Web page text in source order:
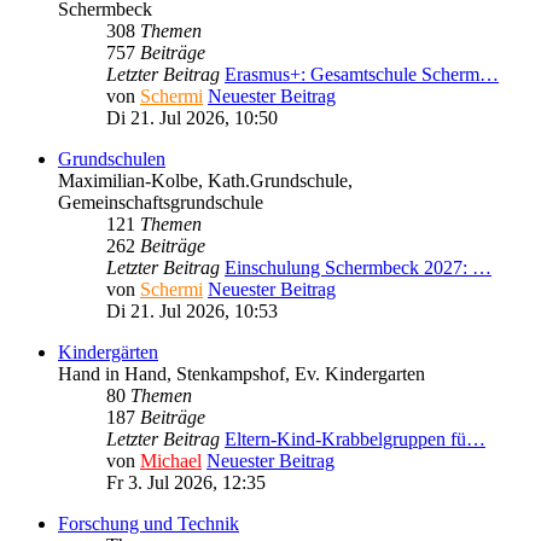
Schermbeck
308 Themen
757 Beiträge
Letzter Beitrag Erasmus+: Gesamtschule Scherm…
von Schermi Neuester Beitrag
Di 21. Jul 2026, 10:50
Grundschulen
Maximilian-Kolbe, Kath.Grundschule,
Gemeinschaftsgrundschule
121 Themen
262 Beiträge
Letzter Beitrag Einschulung Schermbeck 2027: …
von Schermi Neuester Beitrag
Di 21. Jul 2026, 10:53
Kindergärten
Hand in Hand, Stenkampshof, Ev. Kindergarten
80 Themen
187 Beiträge
Letzter Beitrag Eltern-Kind-Krabbelgruppen fü…
von Michael Neuester Beitrag
Fr 3. Jul 2026, 12:35
Forschung und Technik